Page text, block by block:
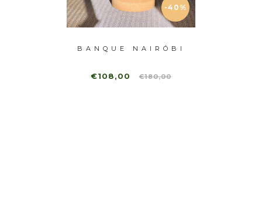
-40%
BANQUE NAIRÓBI
€108,00 €180,00